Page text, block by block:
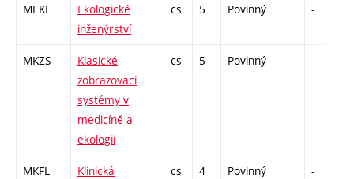
MEKI
Ekologické
inženýrství
cs 5 Povinný -
MKZS
Klasické
zobrazovací
systémy v
medicíně a
ekologii
cs 5 Povinný -
MKFL
Klinická
cs 4 Povinný -